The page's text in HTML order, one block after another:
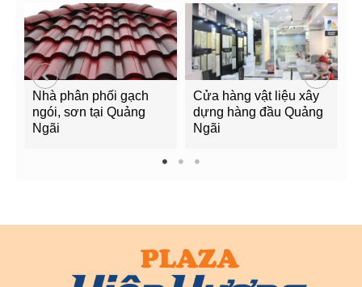
Nhà phân phối gạch
ngói, sơn tại Quảng
Ngãi
Cửa hàng vật liệu xây
dựng hàng đầu Quảng
Ngãi
1 2 3